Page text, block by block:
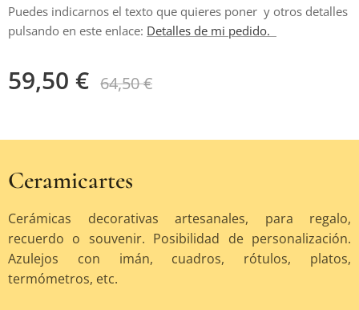
Puedes indicarnos el texto que quieres poner y otros detalles
pulsando en este enlace: Detalles de mi pedido.
59,50 € 64,50€
Ceramicartes
Cerámicas decorativas artesanales, para regalo,
recuerdo o souvenir. Posibilidad de personalización.
Azulejos con imán, cuadros, rótulos, platos,
termómetros, etc.